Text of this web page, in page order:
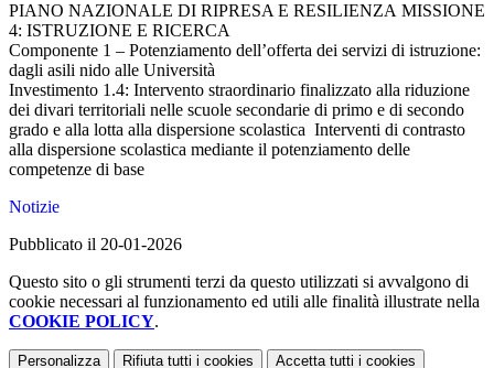
PIANO NAZIONALE DI RIPRESA E RESILIENZA MISSIONE
4: ISTRUZIONE E RICERCA
Componente 1 – Potenziamento dell’offerta dei servizi di istruzione:
dagli asili nido alle Università
Investimento 1.4: Intervento straordinario finalizzato alla riduzione
dei divari territoriali nelle scuole secondarie di primo e di secondo
grado e alla lotta alla dispersione scolastica Interventi di contrasto
alla dispersione scolastica mediante il potenziamento delle
competenze di base
Notizie
Pubblicato il 20-01-2026
Questo sito o gli strumenti terzi da questo utilizzati si avvalgono di
cookie necessari al funzionamento ed utili alle finalità illustrate nella
COOKIE POLICY.
Personalizza Rifiuta tutti i cookies Accetta tutti i cookies